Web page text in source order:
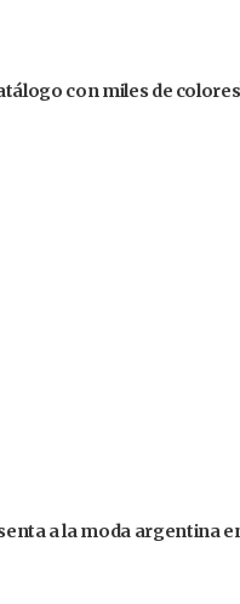
con miles de
a la moda argentina